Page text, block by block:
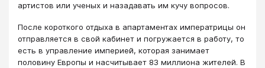
артистов или уче­ных и назадавать им кучу вопросов.
После короткого отдыха в апартаментах императрицы он
от­правляется в свой кабинет и погружается в работу, то
есть в уп­равление империей, которая занимает
половину Европы и насчи­тывает 83 миллиона жителей. В